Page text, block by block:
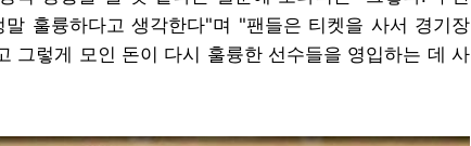
훌륭하다고 생각한다"며 "팬들은 티켓을 사서 경기장
그렇게 모인 돈이 다시 훌륭한 선수들을 영입하는 데 사